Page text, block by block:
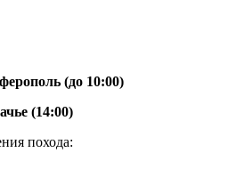
(до 10:00)
(14:00)
похода: